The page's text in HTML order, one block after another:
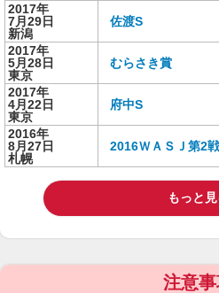
2017年
7月29日
新潟
佐渡S
2017年
5月28日
東京
むらさき賞
2017年
4月22日
東京
府中S
2016年
8月27日
札幌
2016ＷＡＳＪ第2戦
もっと
注意